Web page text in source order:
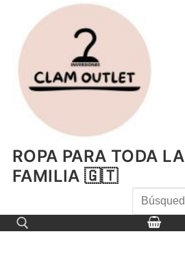
contenido
ROPA PARA TODA LA
FAMILIA 🇬🇹
Buscar
por: